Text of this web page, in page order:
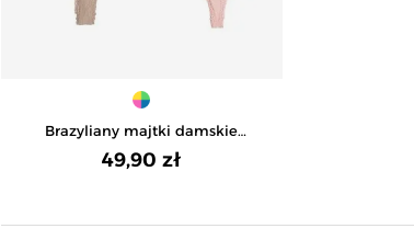
Brazyliany majtki damskie
bawełniane gładkie z koronkowym
wykończeniem zestaw 4-pak -
49,90 zł